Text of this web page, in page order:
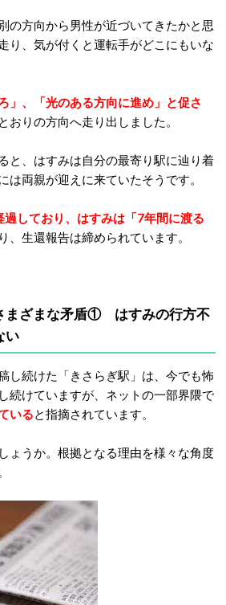
の方向から男性が近づいてきたかと思
り、気が付くと運転手がどこにもいな
」、「光のある方向に進め」と促さ
おりの方向へ走り出しました。
と、はすみは自分の最寄り駅に辿り着
は両親が迎えに来ていたそうです。
過しており、はすみは「7年間に渡る
、生還報告は締められています。
まざまな矛盾① はすみの行方不
い
し続けた「きさらぎ駅」は、今でも怖
続けていますが、ネットの一部界隈で
いると指摘されています。
ょうか。根拠となる理由を様々な角度